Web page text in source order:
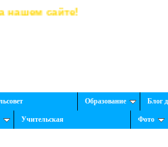
сайте!
Образование Блог
Учительская Фото